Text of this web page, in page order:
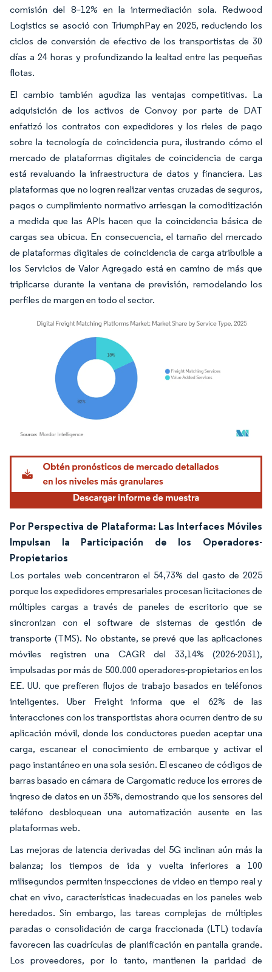
comisión del 8–12% en la intermediación sola. Redwood
Logistics se asoció con TriumphPay en 2025, reduciendo los
ciclos de conversión de efectivo de los transportistas de 30
días a 24 horas y profundizando la lealtad entre las pequeñas
flotas.
El cambio también agudiza las ventajas competitivas. La
adquisición de los activos de Convoy por parte de DAT
enfatizó los contratos con expedidores y los rieles de pago
sobre la tecnología de coincidencia pura, ilustrando cómo el
mercado de plataformas digitales de coincidencia de carga
está revaluando la infraestructura de datos y financiera. Las
plataformas que no logren realizar ventas cruzadas de seguros,
pagos o cumplimiento normativo arriesgan la comoditización
a medida que las APIs hacen que la coincidencia básica de
cargas sea ubicua. En consecuencia, el tamaño del mercado
de plataformas digitales de coincidencia de carga atribuible a
los Servicios de Valor Agregado está en camino de más que
triplicarse durante la ventana de previsión, remodelando los
perfiles de margen en todo el sector.
Imagen © Mordor Intelligence. El uso requiere atribución según CC BY 4.0.
Por Perspectiva de Plataforma: Las Interfaces Móviles
Impulsan la Participación de los Operadores-
Propietarios
Los portales web concentraron el 54,73% del gasto de 2025
porque los expedidores empresariales procesan licitaciones de
múltiples cargas a través de paneles de escritorio que se
sincronizan con el software de sistemas de gestión de
transporte (TMS). No obstante, se prevé que las aplicaciones
móviles registren una CAGR del 33,14% (2026-2031),
impulsadas por más de 500.000 operadores-propietarios en los
EE. UU. que prefieren flujos de trabajo basados en teléfonos
inteligentes. Uber Freight informa que el 62% de las
interacciones con los transportistas ahora ocurren dentro de su
aplicación móvil, donde los conductores pueden aceptar una
carga, escanear el conocimiento de embarque y activar el
pago instantáneo en una sola sesión. El escaneo de códigos de
barras basado en cámara de Cargomatic reduce los errores de
ingreso de datos en un 35%, demostrando que los sensores del
teléfono desbloquean una automatización ausente en las
plataformas web.
Las mejoras de latencia derivadas del 5G inclinan aún más la
balanza; los tiempos de ida y vuelta inferiores a 100
milisegundos permiten inspecciones de video en tiempo real y
chat en vivo, características inadecuadas en los paneles web
heredados. Sin embargo, las tareas complejas de múltiples
paradas o consolidación de carga fraccionada (LTL) todavía
favorecen las cuadrículas de planificación en pantalla grande.
Los proveedores, por lo tanto, mantienen la paridad de